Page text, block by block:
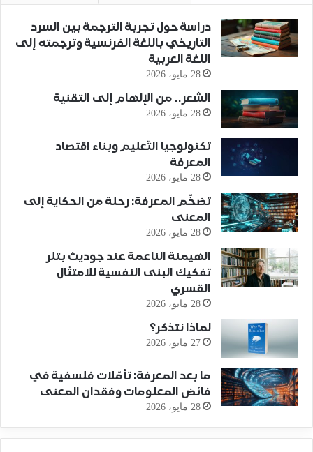
دراسة حول تجربة الترجمة بين السرد
التاريخي باللغة الفرنسية وترجمته إلى
اللغة العربية
28 مايو، 2026
الشعر.. من الإلهام إلى التقنية
28 مايو، 2026
تكنولوجيا التّعليم وبناء اقتصاد
المعرفة
28 مايو، 2026
تضخّم المعرفة: رحلة من الحكاية إلى
المعنى
28 مايو، 2026
الهيمنة الناعمة عند جوديث بتلر
تفكيك البنى النفسية للامتثال
القسري
28 مايو، 2026
لماذا نتذكر؟
27 مايو، 2026
ما بعد المعرفة: تأمّلات فلسفية في
فائض المعلومات وفقدان المعنى
28 مايو، 2026